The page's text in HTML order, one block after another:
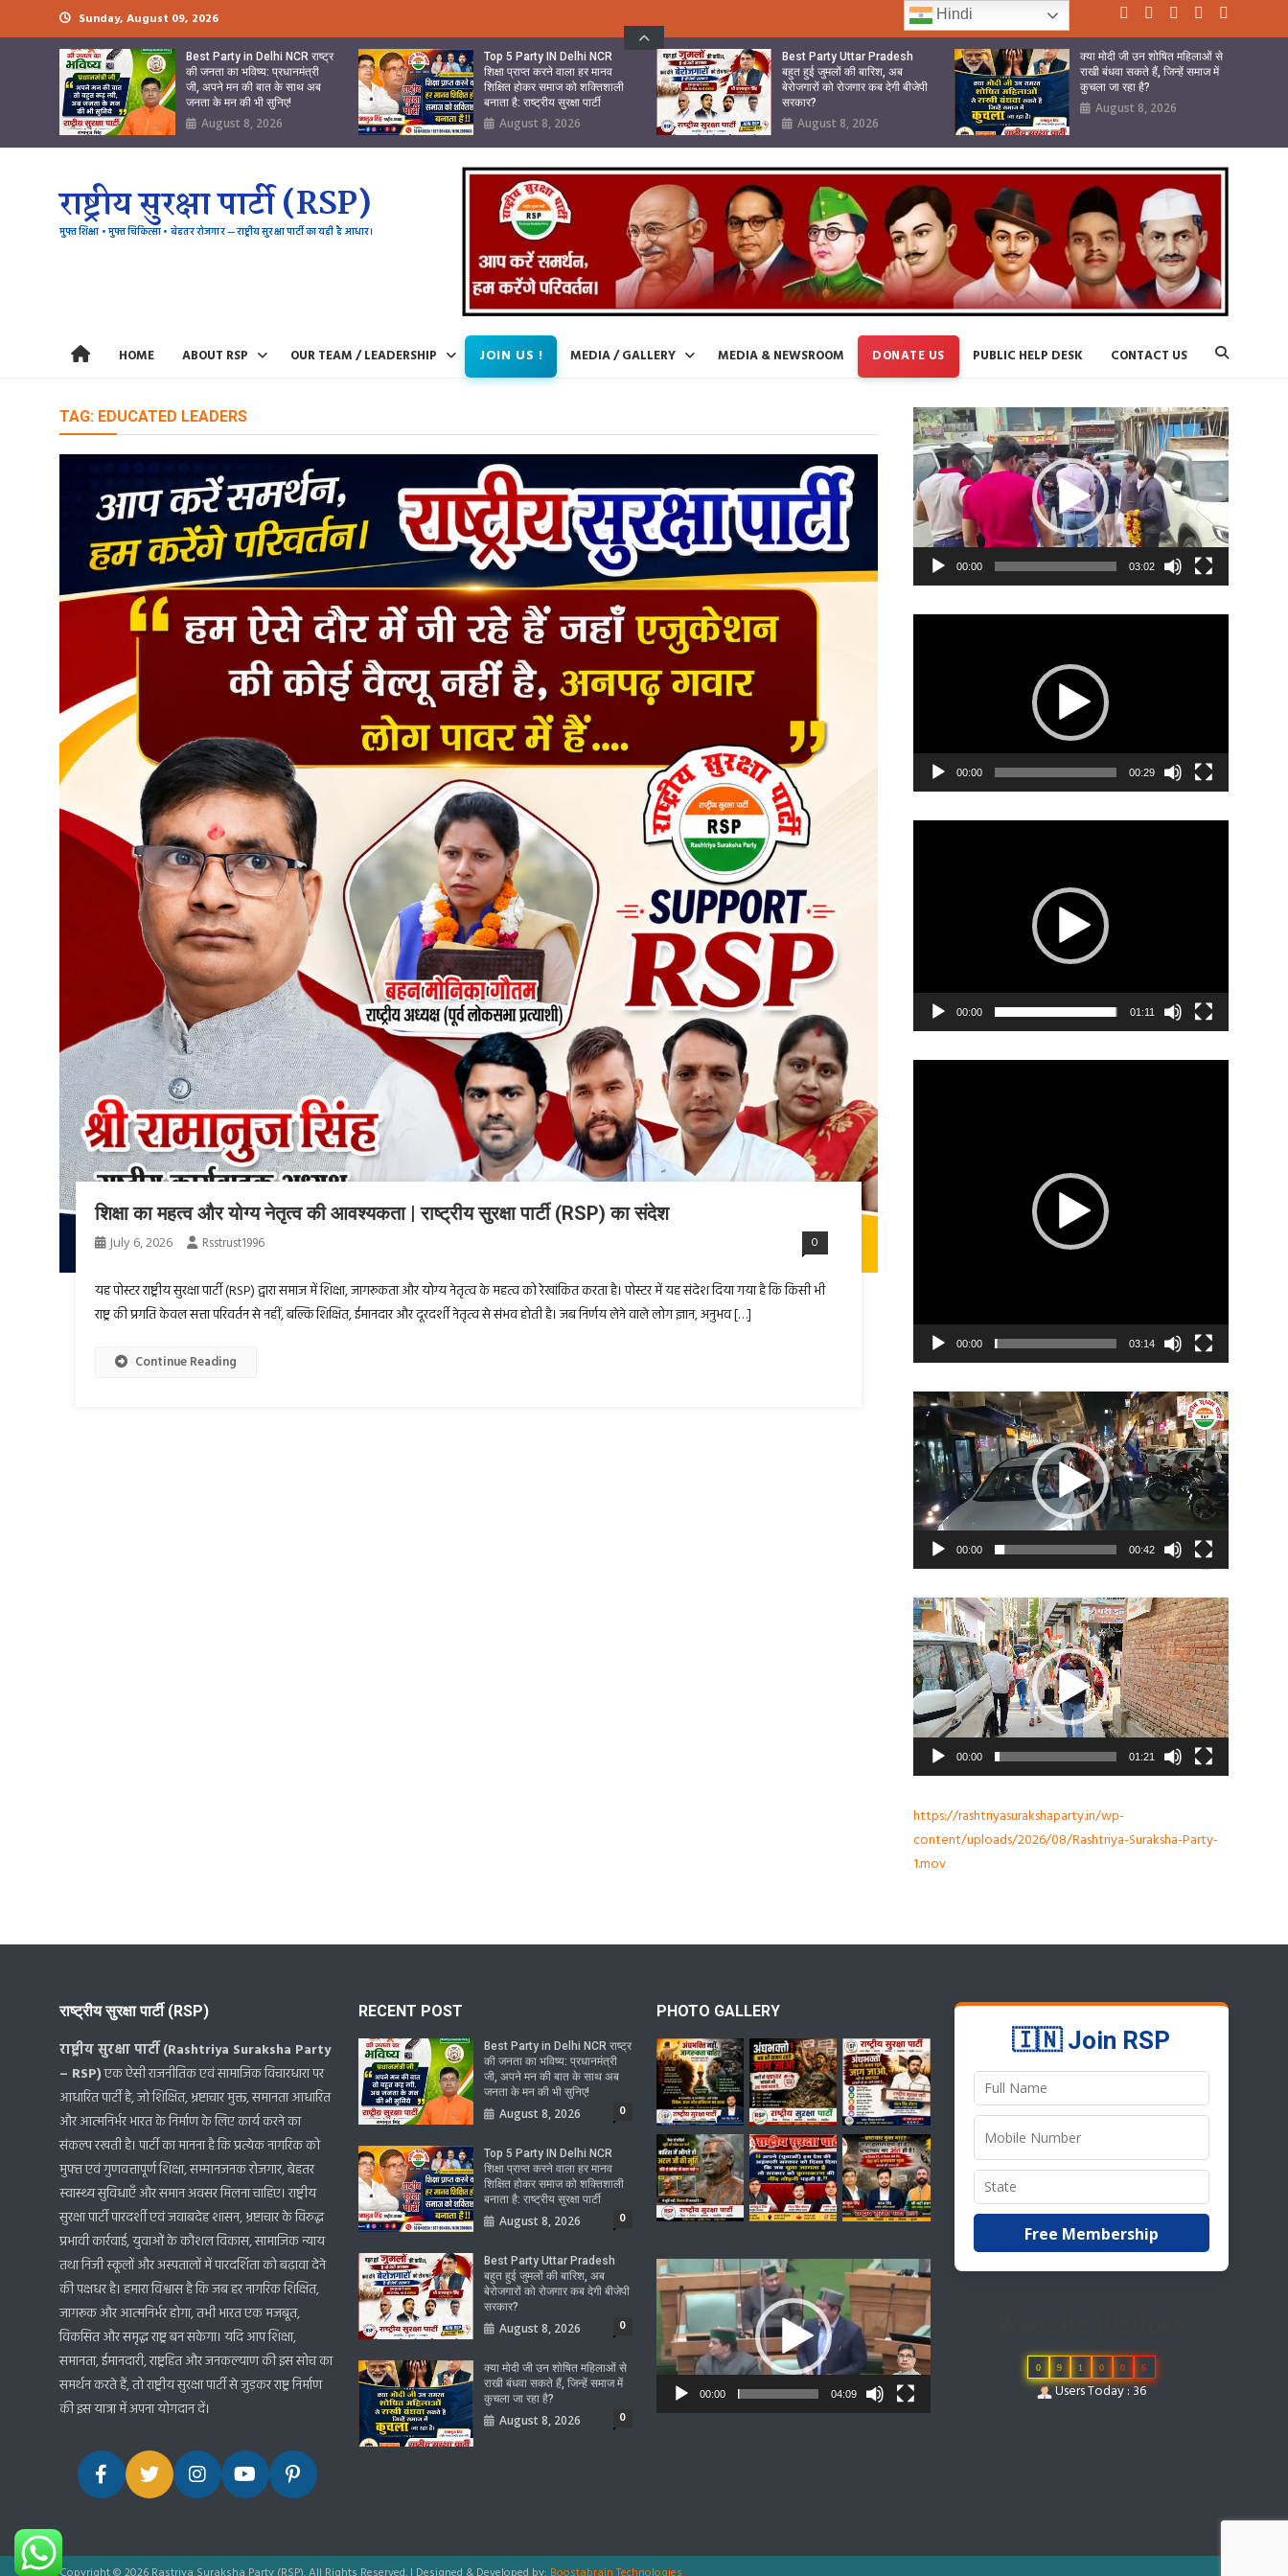
to
Sunday, August 09, 2026
Best Party in Delhi NCR राष्ट्र
की जनता का भविष्य: प्रधानमंत्री
जी, अपने मन की बात के साथ अब
जनता के मन की भी सुनिए!
August 8, 2026
Top 5 Party IN Delhi NCR
शिक्षा प्राप्त करने वाला हर मानव
शिक्षित होकर समाज को शक्तिशाली
बनाता है: राष्ट्रीय सुरक्षा पार्टी
August 8, 2026
Best Party Uttar Pradesh
बहुत हुई जुमलों की बारिश, अब
बेरोजगारों को रोजगार कब देगी बीजेपी
सरकार?
August 8, 2026
क्या मोदी जी उन शोषित महिलाओं से
राखी बंधवा सकते हैं, जिन्हें समाज में
कुचला जा रहा है?
August 8, 2026
राष्ट्रीय सुरक्षा पार्टी (RSP)
मुफ्त शिक्षा • मुफ्त चिकित्सा • बेहतर रोजगार — राष्ट्रीय सुरक्षा पार्टी का यही है आधार।
HOME ABOUT RSP OUR TEAM / LEADERSHIP JOIN US ! MEDIA / GALLERY MEDIA & NEWSROOM DONATE US PUBLIC HELP DESK CONTACT US
TAG: EDUCATED LEADERS
शिक्षा का महत्व और योग्य नेतृत्व की आवश्यकता | राष्ट्रीय सुरक्षा पार्टी (RSP) का संदेश
July 6, 2026 Rsstrust1996 0
यह पोस्टर राष्ट्रीय सुरक्षा पार्टी (RSP) द्वारा समाज में शिक्षा, जागरूकता और योग्य नेतृत्व के महत्व को रेखांकित करता है। पोस्टर में यह संदेश दिया गया है कि किसी भी
राष्ट्र की प्रगति केवल सत्ता परिवर्तन से नहीं, बल्कि शिक्षित, ईमानदार और दूरदर्शी नेतृत्व से संभव होती है। जब निर्णय लेने वाले लोग ज्ञान, अनुभव […]
Continue Reading
Video
Player
00:00 03:02
00:00 00:29
00:00 01:11
00:00 03:14
Video
Player
00:00 00:42
Video
Player
00:00 01:21
https://rashtriyasurakshaparty.in/wp-
content/uploads/2026/08/Rashtriya-Suraksha-Party-
1.mov
राष्ट्रीय सुरक्षा पार्टी (RSP)
राष्ट्रीय सुरक्षा पार्टी (Rashtriya Suraksha Party
– RSP)एक ऐसी राजनीतिक एवं सामाजिक विचारधारा पर
आधारित पार्टी है, जो शिक्षित, भ्रष्टाचार मुक्त, समानता आधारित
और आत्मनिर्भर भारत के निर्माण के लिए कार्य करने का
संकल्प रखती है। पार्टी का मानना है कि प्रत्येक नागरिक को
मुफ्त एवं गुणवत्तापूर्ण शिक्षा, सम्मानजनक रोजगार, बेहतर
स्वास्थ्य सुविधाएँ और समान अवसर मिलना चाहिए। राष्ट्रीय
सुरक्षा पार्टी पारदर्शी एवं जवाबदेह शासन, भ्रष्टाचार के विरुद्ध
प्रभावी कार्रवाई, युवाओं के कौशल विकास, सामाजिक न्याय
तथा निजी स्कूलों और अस्पतालों में पारदर्शिता को बढ़ावा देने
की पक्षधर है। हमारा विश्वास है कि जब हर नागरिक शिक्षित,
जागरूक और आत्मनिर्भर होगा, तभी भारत एक मजबूत,
विकसित और समृद्ध राष्ट्र बन सकेगा। यदि आप शिक्षा,
समानता, ईमानदारी, राष्ट्रहित और जनकल्याण की इस सोच का
समर्थन करते हैं, तो राष्ट्रीय सुरक्षा पार्टी से जुड़कर राष्ट्र निर्माण
की इस यात्रा में अपना योगदान दें।
RECENT POST
Best Party in Delhi NCR राष्ट्र
की जनता का भविष्य: प्रधानमंत्री
जी, अपने मन की बात के साथ अब
जनता के मन की भी सुनिए!
August 8, 2026 0
Top 5 Party IN Delhi NCR
शिक्षा प्राप्त करने वाला हर मानव
शिक्षित होकर समाज को शक्तिशाली
बनाता है: राष्ट्रीय सुरक्षा पार्टी
August 8, 2026 0
Best Party Uttar Pradesh
बहुत हुई जुमलों की बारिश, अब
बेरोजगारों को रोजगार कब देगी बीजेपी
सरकार?
August 8, 2026 0
क्या मोदी जी उन शोषित महिलाओं से
राखी बंधवा सकते हैं, जिन्हें समाज में
कुचला जा रहा है?
August 8, 2026 0
PHOTO GALLERY
Video
Player
00:00 04:09
🇮🇳 Join RSP
Free Membership
0 9 1 0 0 6
Users Today : 36
Hindi